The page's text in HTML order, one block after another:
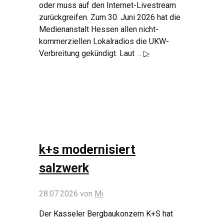
oder muss auf den Internet-Livestream
zurückgreifen. Zum 30. Juni 2026 hat die
Medienanstalt Hessen allen nicht-
kommerziellen Lokalradios die UKW-
Verbreitung gekündigt. Laut … ▷
k+s modernisiert
salzwerk
28.07.2026 von Mi
Der Kasseler Bergbaukonzern K+S hat